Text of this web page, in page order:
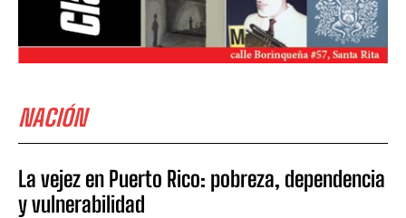
NACIÓN
La vejez en Puerto Rico: pobreza, dependencia
y vulnerabilidad